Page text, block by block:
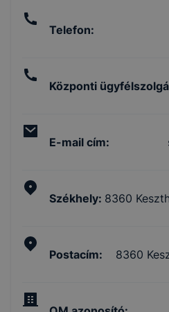
Telefon:
Központi
E-mail cím:
Székhely: 8360
Postacím: 8360